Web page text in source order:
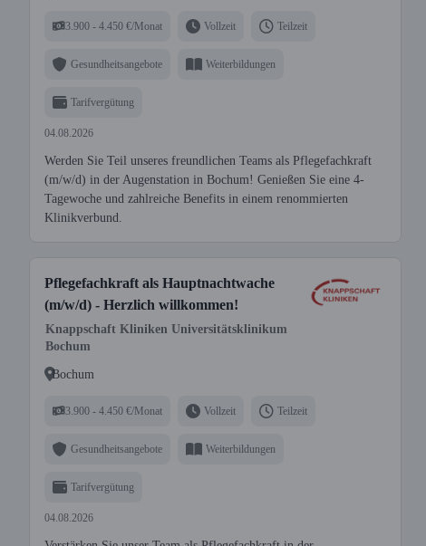
3.900 - 4.450 €/Monat Vollzeit Teilzeit
Gesundheitsangebote Weiterbildungen
Tarifvergütung
04.08.2026
Werden Sie Teil unseres freundlichen Teams als Pflegefachkraft
(m/w/d) in der Augenstation in Bochum! Genießen Sie eine 4-
Tagewoche und zahlreiche Benefits in einem renommierten
Klinikverbund.
Pflegefachkraft als Hauptnachtwache
(m/w/d) - Herzlich willkommen!
Knappschaft Kliniken Universitätsklinikum
Bochum
Bochum
3.900 - 4.450 €/Monat Vollzeit Teilzeit
Gesundheitsangebote Weiterbildungen
Tarifvergütung
04.08.2026